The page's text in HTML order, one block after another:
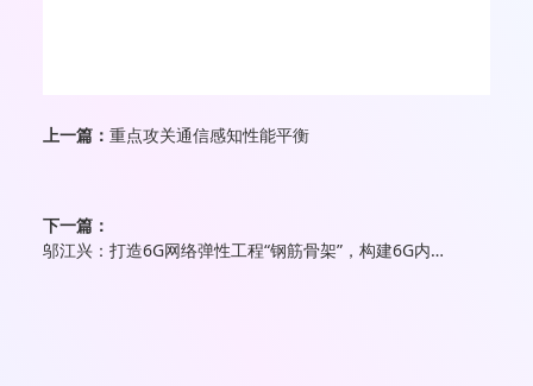
上一篇： 重点攻关通信感知性能平衡
下一篇：
邬江兴：打造6G网络弹性工程“钢筋骨架”，构建6G内生安全可信体系